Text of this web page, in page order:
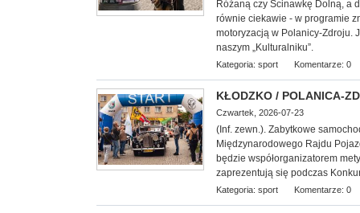
Różaną czy Ścinawkę Dolną, a
równie ciekawie - w programie
motoryzacją w Polanicy-Zdroju.
naszym „Kulturalniku”.
Kategoria: sport Komentarze: 0
KŁODZKO / POLANICA-
Czwartek, 2026-07-23
(Inf. zewn.). Zabytkowe
Międzynarodowego Rajdu
będzie współorganizatorem
zaprezentują się podczas
Kategoria: sport Komentarze: 0